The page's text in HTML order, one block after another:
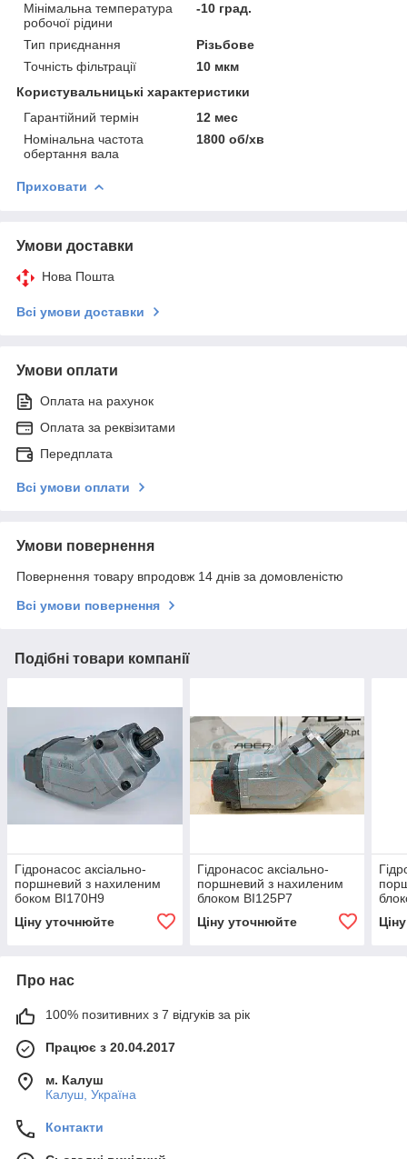
Мінімальна температура
робочої рідини
-10 град.
Тип приєднання
Різьбове
Точність фільтрації
10 мкм
Користувальницькі характеристики
Гарантійний термін
12 мес
Номінальна частота
обертання вала
1800 об/хв
Приховати
Умови доставки
Нова Пошта
Всі умови доставки
Умови оплати
Оплата на рахунок
Оплата за реквізитами
Передплата
Всі умови оплати
Умови повернення
Повернення товару впродовж 14 днів за домовленістю
Всі умови повернення
Подібні товари компанії
Гідронасос аксіально-
поршневий з нахиленим
боком BI170H9
Ціну уточнюйте
Гідронасос аксіально-
поршневий з нахиленим
блоком BI125P7
Ціну уточнюйте
Про нас
100% позитивних з 7 відгуків за рік
Працює з 20.04.2017
м. Калуш
Калуш, Україна
Контакти